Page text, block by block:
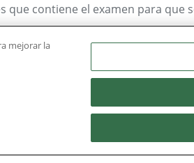
contiene el examen para que
escoger qué certificado
mejorar la